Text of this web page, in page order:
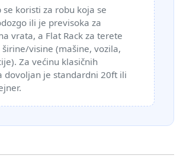
se koristi za robu koja se
ili je previsoka za
vrata, a Flat Rack za terete
visine (mašine, vozila,
Za većinu klasičnih
dovoljan je standardni 20ft ili